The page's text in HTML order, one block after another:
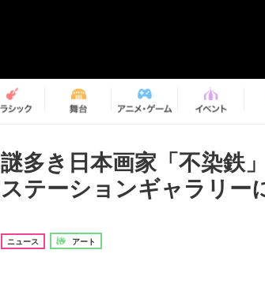
謎多き日本画家「不染
ステーションギャラリー
ニュース アート